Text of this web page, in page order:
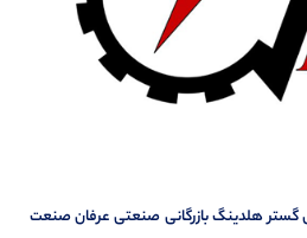
گستر هلدینگ بازرگانی صنعتی عرفان صنعت